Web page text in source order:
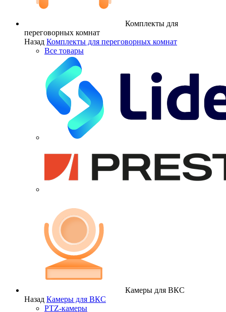
Комплекты для
переговорных комнат
Назад Комплекты для переговорных комнат
Все товары
Камеры для ВКС
Назад Камеры для ВКС
PTZ-камеры